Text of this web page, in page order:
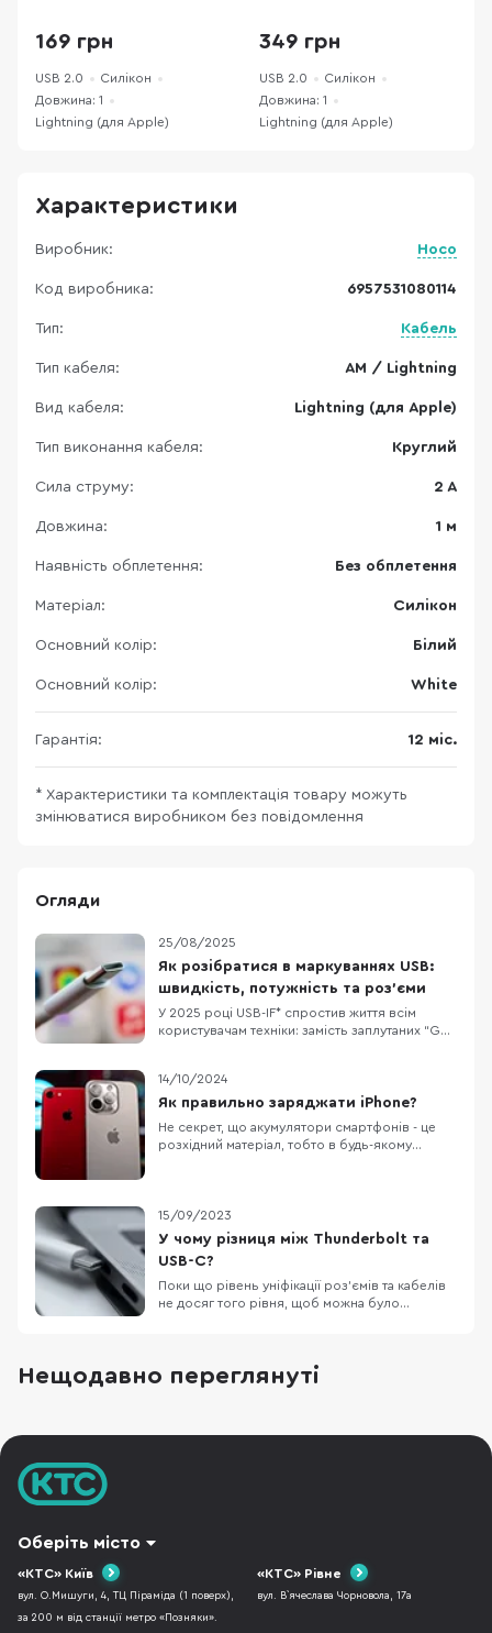
169 грн
USB 2.0
Силікон
Довжина: 1
Lightning (для Apple)
349 грн
USB 2.0
Силікон
Довжина: 1
Lightning (для Apple)
Характеристики
Виробник: Hoco
Код виробника: 6957531080114
Тип: Кабель
Тип кабеля: AM / Lightning
Вид кабеля: Lightning (для Apple)
Тип виконання кабеля: Круглий
Сила струму: 2 A
Довжина: 1 м
Наявність обплетення: Без обплетення
Матеріал: Силікон
Основний колір: Білий
Основний колір: White
Гарантія: 12 міс.
* Характеристики та комплектація товару можуть
змінюватися виробником без повідомлення
Огляди
25/08/2025
Як розібратися в маркуваннях USB:
швидкість, потужність та роз’єми
У 2025 році USB-IF* спростив життя всім
користувачам техніки: замість заплутаних “Gen
“USB 20Gbps”, “USB 40Gbps”, “100W”, “240W”.
Це особливо корисно для ноутбуків, де
портів USB-C кілька і всі “на вигляд однакові”.
US
14/10/2024
Як правильно заряджати iPhone?
Не секрет, що акумулятори смартфонів - це
розхідний матеріал, тобто в будь-якому
здоров'я можна відстежувати
безпосередньо у налаштуваннях без
встановлення сторонніх застосунків
15/09/2023
У чому різниця між Thunderbolt та
USB-C?
Поки що рівень уніфікації роз’ємів та кабелів
не досяг того рівня, щоб можна було
цьому матеріалі ми поговоримо про
Thunderbolt та USB-C. Хоча вони виглядають
Нещодавно переглянуті
Оберіть місто
«КТС» Київ
вул. О.Мишуги, 4, ТЦ Піраміда (1 поверх),
за 200 м від станції метро «Позняки».
«КТС» Рівне
вул. В`ячеслава Чорновола, 17а